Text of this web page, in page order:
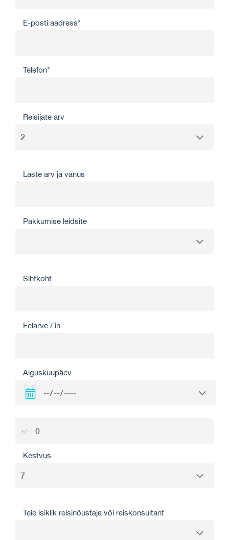
E-posti aadress*
Telefon*
Reisijate arv
Laste arv ja vanus
Pakkumise leidsite
Sihtkoht
Eelarve / in
Alguskuupäev
+/-
Kestvus
Teie isiklik reisinõustaja või reiskonsultant